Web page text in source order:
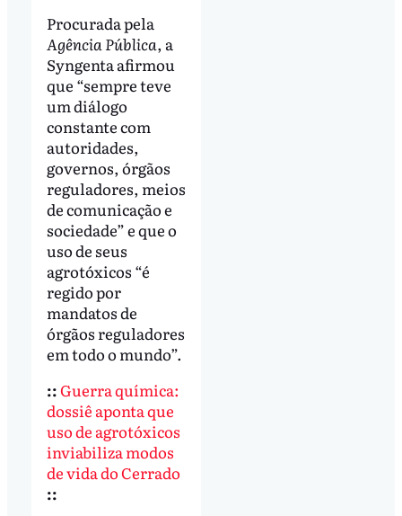
Procurada pela
Agência Pública, a
Syngenta afirmou
que “sempre teve
um diálogo
constante com
autoridades,
governos, órgãos
reguladores, meios
de comunicação e
sociedade” e que o
uso de seus
agrotóxicos “é
regido por
mandatos de
órgãos reguladores
em todo o mundo”.
::Guerra química:
dossiê aponta que
uso de agrotóxicos
inviabiliza modos
de vida do Cerrado
::